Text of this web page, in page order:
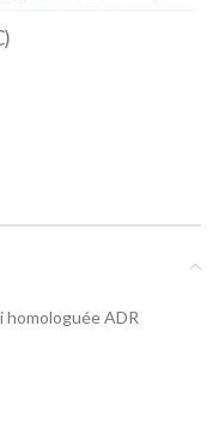
homologuée ADR